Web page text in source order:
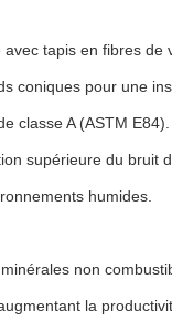
tapis en fibres de
coniques pour une
classe A (ASTM E84).
supérieure du bruit
humides.
non
la